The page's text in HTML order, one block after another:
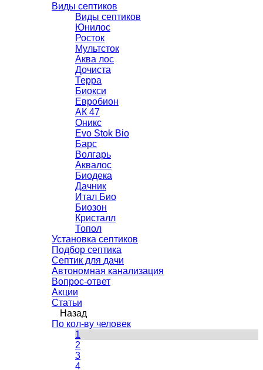
Виды септиков
Виды септиков
Юнилос
Росток
Мультсток
Аква лос
Дочиста
Терра
Биокси
Евробион
АК 47
Оникс
Evo Stok Bio
Барс
Волгарь
Аквалос
Биодека
Дачник
Итал Био
Биозон
Кристалл
Топол
Установка септиков
Подбор септика
Септик для дачи
Автономная канализация
Вопрос-ответ
Акции
Статьи
Назад
По кол-ву человек
1
2
3
4